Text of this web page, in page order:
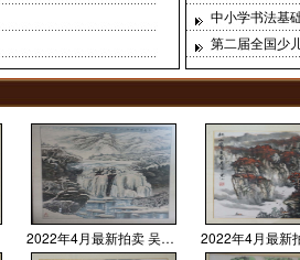
张东升 张昌菊 胡志新 唐成泉
杜中良 李玉凤 任书贤
中小学书法基
第二届全国少
2022年4月最新拍卖 吴鸿鹏 作品价格 12000元